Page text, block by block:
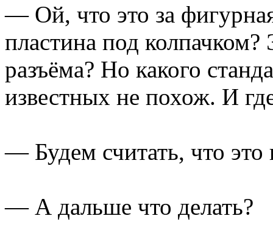
— Ой, что это за
пластина под
разъёма? Но какого
известных не похож. И
— Будем считать, что это
— А дальше что делать?